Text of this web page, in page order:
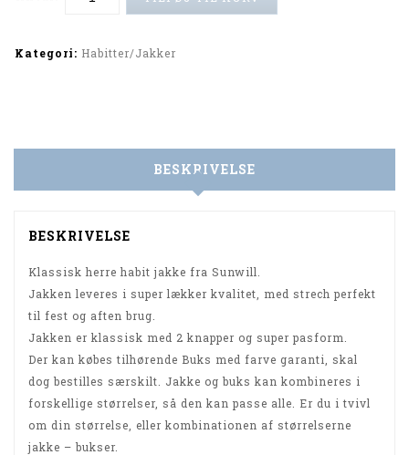
Kategori: Habitter/Jakker
BESKRIVELSE
BESKRIVELSE
Klassisk herre habit jakke fra Sunwill.
Jakken leveres i super lækker kvalitet, med strech perfekt
til fest og aften brug.
Jakken er klassisk med 2 knapper og super pasform.
Der kan købes tilhørende Buks med farve garanti, skal
dog bestilles særskilt. Jakke og buks kan kombineres i
forskellige størrelser, så den kan passe alle. Er du i tvivl
om din størrelse, eller kombinationen af størrelserne
jakke – bukser.